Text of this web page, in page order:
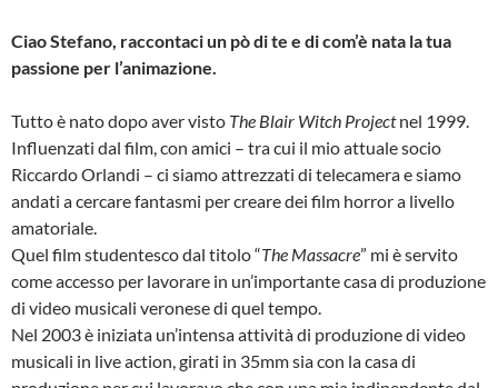
Ciao Stefano, raccontaci un pò di te e di com’è nata la tua
passione per l’animazione.
Tutto è nato dopo aver visto The Blair Witch Projectnel 1999.
Influenzati dal film, con amici – tra cui il mio attuale socio
Riccardo Orlandi – ci siamo attrezzati di telecamera e siamo
andati a cercare fantasmi per creare dei film horror a livello
amatoriale.
Quel film studentesco dal titolo “The Massacre” mi è servito
come accesso per lavorare in un’importante casa di produzione
di video musicali veronese di quel tempo.
Nel 2003 è iniziata un’intensa attività di produzione di video
musicali in live action, girati in 35mm sia con la casa di